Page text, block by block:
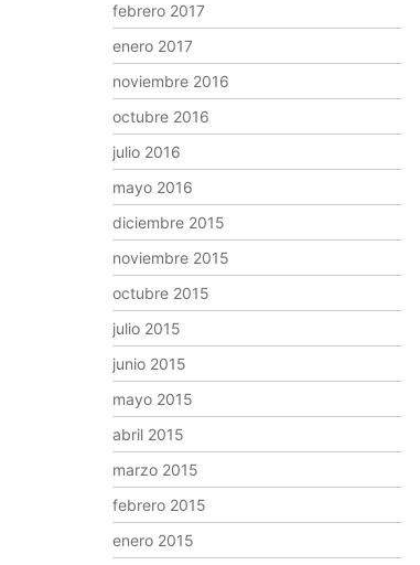
febrero 2017
enero 2017
noviembre 2016
octubre 2016
julio 2016
mayo 2016
diciembre 2015
noviembre 2015
octubre 2015
julio 2015
junio 2015
mayo 2015
abril 2015
marzo 2015
febrero 2015
enero 2015